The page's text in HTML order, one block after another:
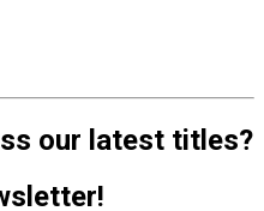
our latest titles?